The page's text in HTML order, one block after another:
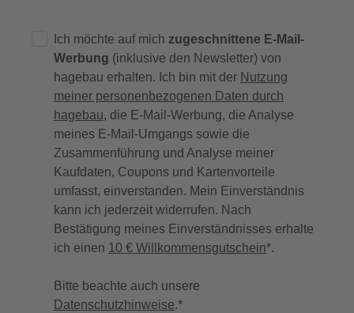
Ich möchte auf mich zugeschnittene E-Mail-
Werbung (inklusive den Newsletter) von
hagebau erhalten. Ich bin mit der Nutzung
meiner personenbezogenen Daten durch
hagebau, die E-Mail-Werbung, die Analyse
meines E-Mail-Umgangs sowie die
Zusammenführung und Analyse meiner
Kaufdaten, Coupons und Kartenvorteile
umfasst, einverstanden. Mein Einverständnis
kann ich jederzeit widerrufen. Nach
Bestätigung meines Einverständnisses erhalte
ich einen 10 € Willkommensgutschein*.
Bitte beachte auch unsere
Datenschutzhinweise.